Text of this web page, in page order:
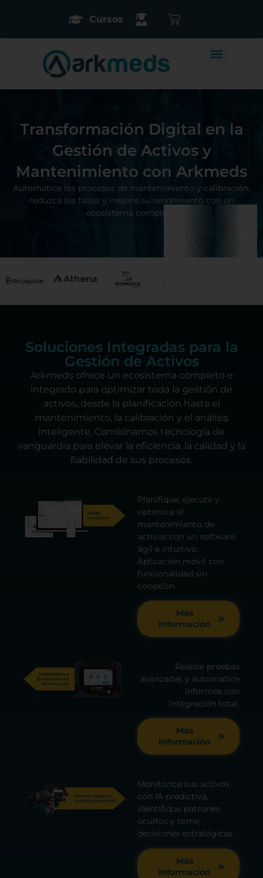
Cursos
Transformación Digital en la
Gestión de Activos y
Mantenimiento con Arkmeds
Automatice los procesos de mantenimiento y calibración,
reduzca los fallos y mejore su rendimiento con un
ecosistema completo.
Soluciones Integradas para la
Gestión de Activos
Arkmeds ofrece un ecosistema completo e
integrado para optimizar toda la gestión de
activos, desde la planificación hasta el
mantenimiento, la calibración y el análisis
inteligente. Combinamos tecnología de
vanguardia para elevar la eficiencia, la calidad y la
fiabilidad de sus procesos.
Planifique, ejecute y
optimice el
mantenimiento de
activos con un software
ágil e intuitivo.
Aplicación móvil con
funcionalidad sin
conexión.
Más
información
Realice pruebas
avanzadas y automatice
informes con
integración total.
Más
información
Monitorice sus activos
con IA predictiva,
identifique patrones
ocultos y tome
decisiones estratégicas.
Más
información